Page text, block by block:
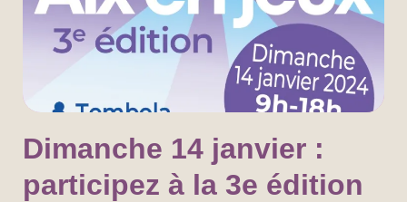
Dimanche 14 janvier :
participez à la 3e édition